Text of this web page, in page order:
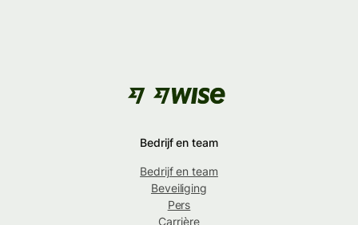
Bedrijf en team
Bedrijf en team
Beveiliging
Pers
Carrière